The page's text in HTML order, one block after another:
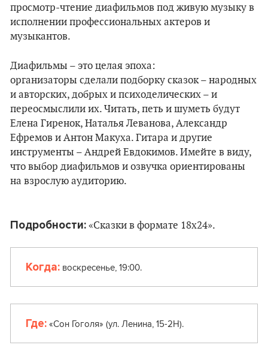
просмотр-чтение диафильмов под живую музыку в
исполнении профессиональных актеров и
музыкантов.
Диафильмы – это целая эпоха:
организаторы сделали подборку сказок – народных
и авторских, добрых и психоделических – и
переосмыслили их. Читать, петь и шуметь будут
Елена Гиренок, Наталья Леванова, Александр
Ефремов и Антон Макуха. Гитара и другие
инструменты – Андрей Евдокимов. Имейте в виду,
что выбор диафильмов и озвучка ориентированы
на взрослую аудиторию.
Подробности: «Сказки в формате 18х24».
Когда: воскресенье, 19:00.
Где:«Сон Гоголя» (ул. Ленина, 15-2Н).